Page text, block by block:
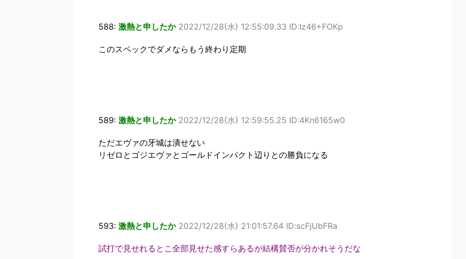
588: 激熱と申したか 2022/12/28(水) 12:55:09.33 ID:Iz46+FOKp
このスペックでダメならもう終わり定期
589: 激熱と申したか 2022/12/28(水) 12:59:55.25 ID:4Kn6165w0
ただエヴァの牙城は潰せない
リゼロとゴジエヴァとゴールドインパクト辺りとの勝負になる
593: 激熱と申したか 2022/12/28(水) 21:01:57.64 ID:scFjUbFRa
試打で見せれるとこ全部見せた感すらあるが結構賛否が分かれそうだな